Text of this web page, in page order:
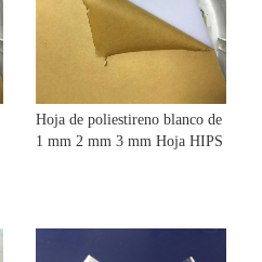
Hoja de poliestireno blanco de
1 mm 2 mm 3 mm Hoja HIPS